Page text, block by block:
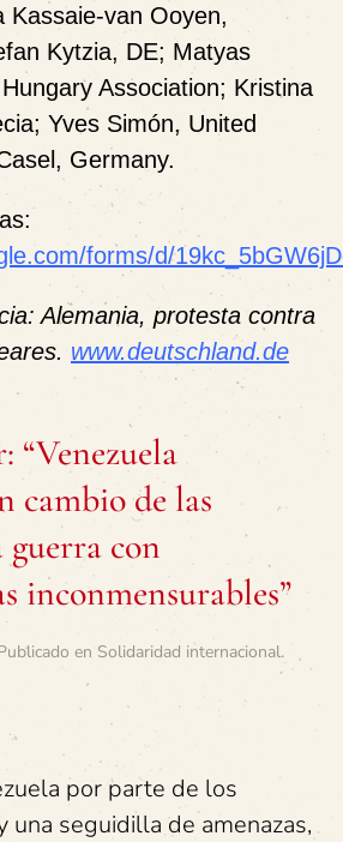
Kassaie-van Ooyen,
Kytzia, DE; Matyas
Association; Kristina
Yves Simón, United
, Germany.
forms/d/
Alemania, protesta contra
www.deutschland.de
“Venezuela
cambio de las
guerra con
inconmensurables”
en Solidaridad internacional.
por parte de los
una seguidilla de amenazas,